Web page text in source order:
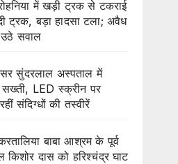
में खड़ी ट्रक से टकराई
ट्रक, बड़ा हादसा टला; अवैध
उठे सवाल
सुंदरलाल अस्पताल में
सख्ती, LED स्क्रीन पर
संदिग्धों की तस्वीरें
बाबा आश्रम के पूर्व
दास को हरिश्चंद्र घाट